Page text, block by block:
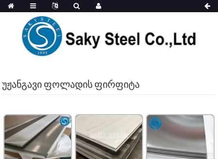
უჟანგავი ფოლადის ფირფიტა